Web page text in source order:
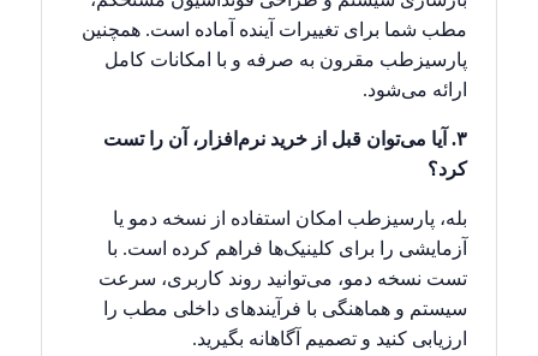
مطب شما برای تغییرات آینده آماده است. همچنین
پارسیزطب مقرون به صرفه و با امکانات کامل
ارائه می‌شود.
۳. آیا می‌توان قبل از خرید نرم‌افزار، آن را تست
کرد؟
بله، پارسیزطب امکان استفاده از نسخه دمو یا
آزمایشی را برای کلینیک‌ها فراهم کرده است. با
تست نسخه دمو، می‌توانید روند کاربری، سرعت
سیستم و هماهنگی با فرآیندهای داخلی مطب را
ارزیابی کنید و تصمیم آگاهانه بگیرید.